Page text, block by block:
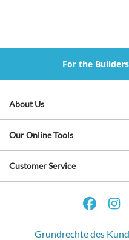
For the
About Us
Our Online Tools
Customer Service
Grundrechte des